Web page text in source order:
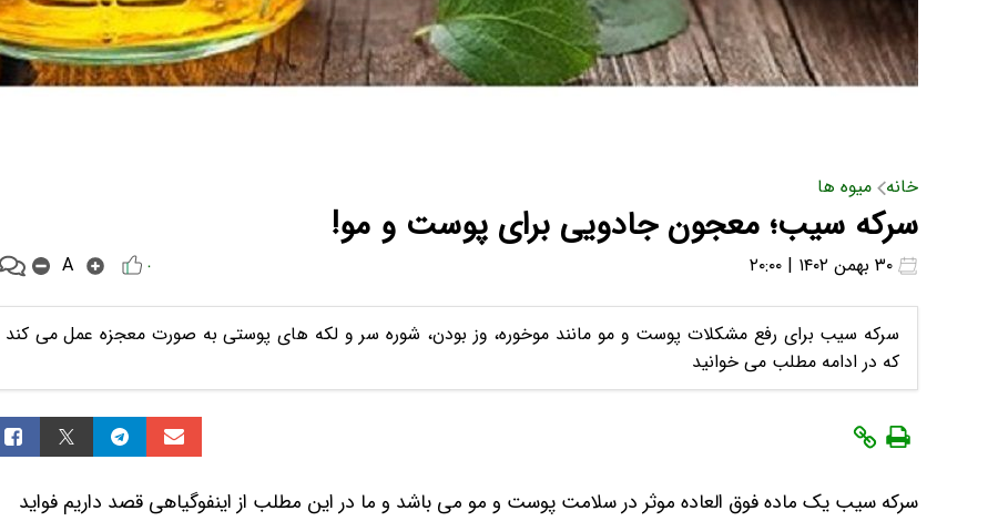
خانه میوه ها
سرکه سیب؛ معجون جادویی برای پوست و مو!
۰ A
سرکه سیب برای رفع مشکلات پوست و مو مانند موخوره، وز بودن، شوره سر و لکه های پوستی به صورت معجزه عمل می کند
که در ادامه مطلب می خوانید
سرکه سیب یک ماده فوق ‌العاده موثر در سلامت پوست و مو می باشد و ما در این مطلب از اینفوگیاهی قصد داریم فواید